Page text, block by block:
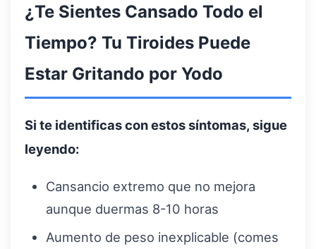
¿Te Sientes Cansado Todo el
Tiempo? Tu Tiroides Puede
Estar Gritando por Yodo
Si te identificas con estos síntomas, sigue
leyendo:
Cansancio extremo que no mejora
aunque duermas 8-10 horas
Aumento de peso inexplicable (comes